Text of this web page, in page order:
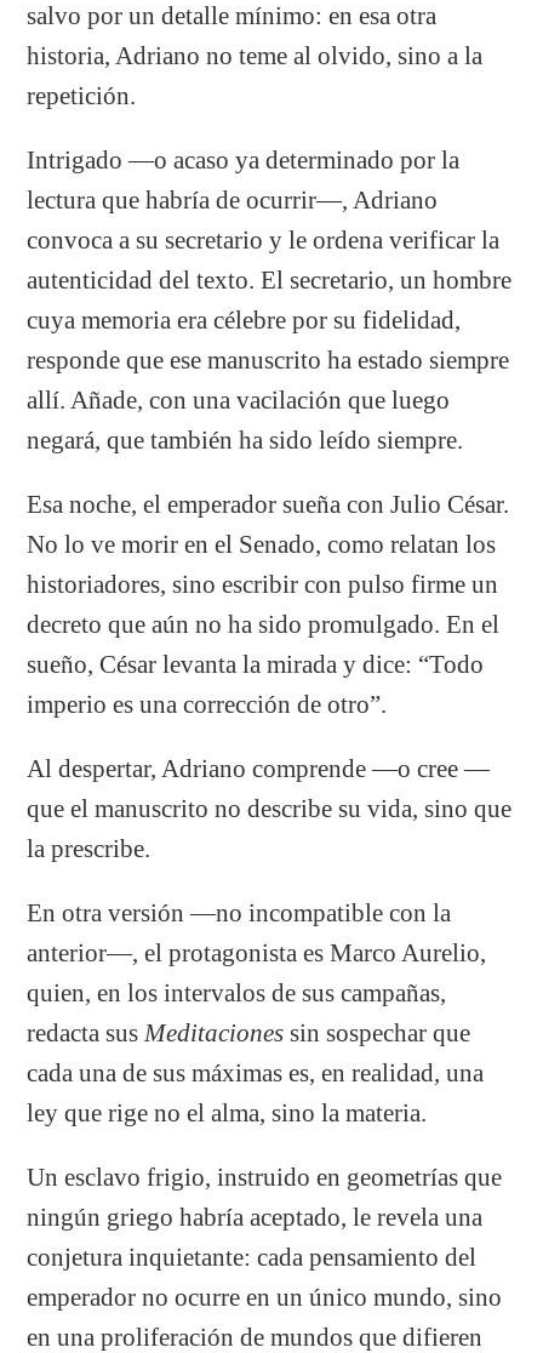
salvo por un detalle mínimo: en esa otra
historia, Adriano no teme al olvido, sino a la
repetición.
Intrigado —o acaso ya determinado por la
lectura que habría de ocurrir—, Adriano
convoca a su secretario y le ordena verificar la
autenticidad del texto. El secretario, un hombre
cuya memoria era célebre por su fidelidad,
responde que ese manuscrito ha estado siempre
allí. Añade, con una vacilación que luego
negará, que también ha sido leído siempre.
Esa noche, el emperador sueña con Julio César.
No lo ve morir en el Senado, como relatan los
historiadores, sino escribir con pulso firme un
decreto que aún no ha sido promulgado. En el
sueño, César levanta la mirada y dice: “Todo
imperio es una corrección de otro”.
Al despertar, Adriano comprende —o cree —
que el manuscrito no describe su vida, sino que
la prescribe.
En otra versión —no incompatible con la
anterior—, el protagonista es Marco Aurelio,
quien, en los intervalos de sus campañas,
redacta sus Meditaciones sin sospechar que
cada una de sus máximas es, en realidad, una
ley que rige no el alma, sino la materia.
Un esclavo frigio, instruido en geometrías que
ningún griego habría aceptado, le revela una
conjetura inquietante: cada pensamiento del
emperador no ocurre en un único mundo, sino
en una proliferación de mundos que difieren